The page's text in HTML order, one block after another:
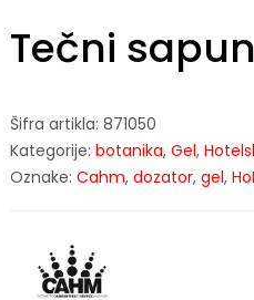
Tečni
Šifra artikla: 871050
Kategorije: botanika, Gel,
Oznake: Cahm, dozator, gel,